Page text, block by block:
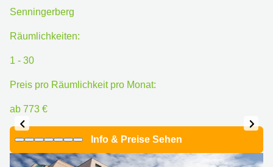
Senningerberg
Räumlichkeiten:
1 - 30
Preis pro Räumlichkeit pro Monat:
ab 773 €
Info & Preise Sehen